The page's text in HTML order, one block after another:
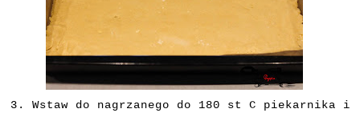
3. Wstaw do nagrzanego do 180 st C piekarnika i